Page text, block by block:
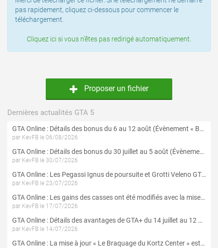
pas rapidement, cliquez ci-dessous pour commencer le
téléchargement.
Cliquez ici si vous n'êtes pas redirigé automatiquement.
Proposer un fichier
Dernières actualités GTA 5
GTA Online : Détails des bonus du 6 au 12 août (Évènement « Braquages de l'été » - Suite et fin)
par KevFB le 06/08/2026
GTA Online : Détails des bonus du 30 juillet au 5 août (Évènement « Braquages d'été »)
par KevFB le 30/07/2026
GTA Online : Les Pegassi Ignus de poursuite et Grotti Veleno GT sont maintenant disponibles
par KevFB le 23/07/2026
GTA Online : Les gains des casses ont été modifiés avec la mise à jour « Le Braquage du Kortz Center »
par KevFB le 17/07/2026
GTA Online : Détails des avantages de GTA+ du 14 juillet au 12 août
par KevFB le 14/07/2026
GTA Online : La mise à jour « Le Braquage du Kortz Center » est maintenant disponible